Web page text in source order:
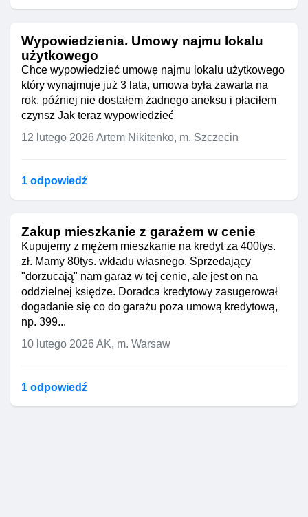
Wypowiedzienia. Umowy najmu lokalu
użytkowego
Chce wypowiedzieć umowę najmu lokalu użytkowego
który wynajmuje już 3 lata, umowa była zawarta na
rok, później nie dostałem żadnego aneksu i płaciłem
czynsz Jak teraz wypowiedzieć
12 lutego 2026 Artem Nikitenko, m. Szczecin
1 odpowiedź
Zakup mieszkanie z garażem w cenie
Kupujemy z mężem mieszkanie na kredyt za 400tys.
zł. Mamy 80tys. wkładu własnego. Sprzedający
"dorzucają" nam garaż w tej cenie, ale jest on na
oddzielnej księdze. Doradca kredytowy zasugerował
dogadanie się co do garażu poza umową kredytową,
np. 399...
10 lutego 2026 AK, m. Warsaw
1 odpowiedź